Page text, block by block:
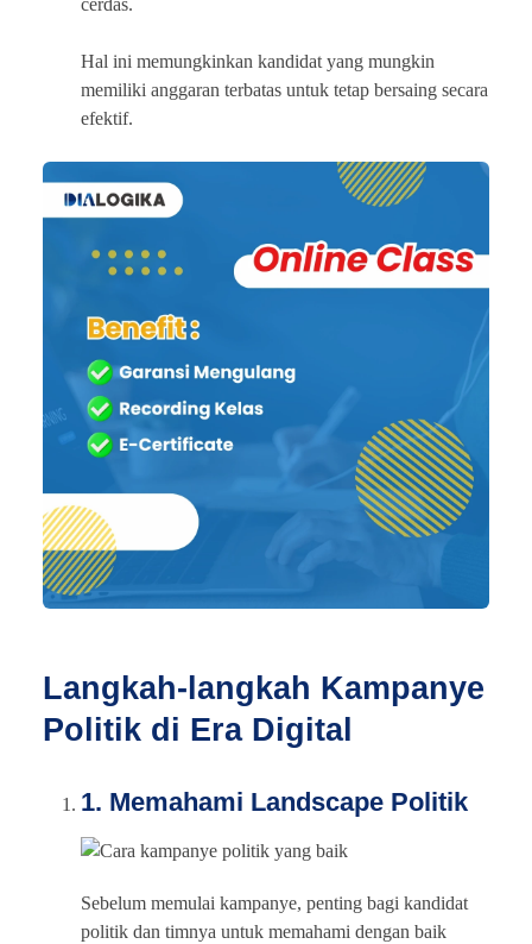
Hal ini memungkinkan kandidat yang mungkin
memiliki anggaran terbatas untuk tetap bersaing secara
efektif.
Langkah-langkah Kampanye
Politik di Era Digital
1. Memahami Landscape Politik
Sebelum memulai kampanye, penting bagi kandidat
politik dan timnya untuk memahami dengan baik